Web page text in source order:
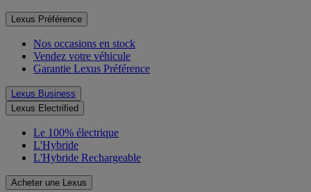
Lexus Préférence
Nos occasions en stock
Vendez votre véhicule
Garantie Lexus Préférence
Lexus Business
Lexus Electrified
Le 100% électrique
L'Hybride
L'Hybride Rechargeable
Acheter une Lexus